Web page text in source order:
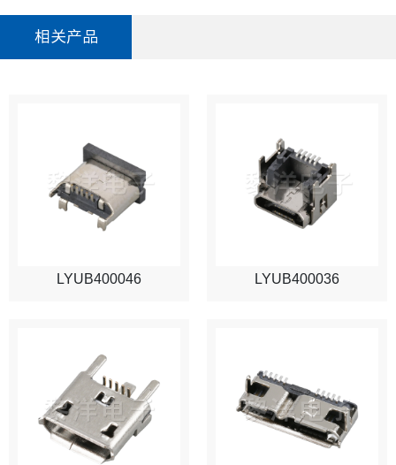
相关产品
LYUB400046 LYUB400036